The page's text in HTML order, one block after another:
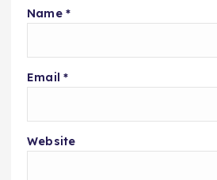
Name *
Email *
Website